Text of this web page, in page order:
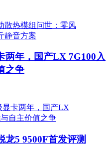
两年，国产LX 7G100入
之争
龙5 9500F首发评测